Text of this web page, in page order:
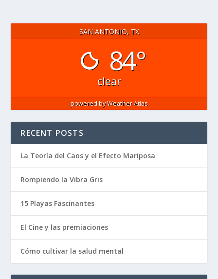
SAN ANTONIO, TX
84°
clear
powered byWeather Atlas
RECENT POSTS
La Teoría del Caos y el Efecto Mariposa
Rompiendo la Vibra Gris
15 Playas Fascinantes
El Cine y las premiaciones
Cómo cultivar la salud mental